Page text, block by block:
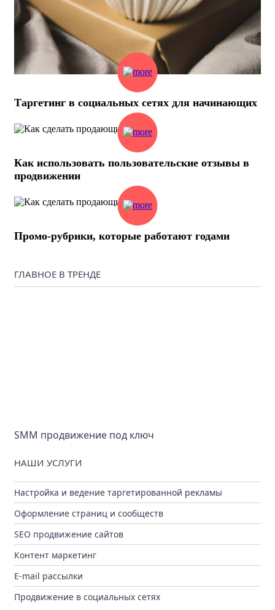
Таргетинг в социальных сетях для начинающих
Как использовать пользовательские отзывы в
продвижении
Промо-рубрики, которые работают годами
ГЛАВНОЕ В ТРЕНДЕ
SMM продвижение под ключ
НАШИ УСЛУГИ
Настройка и ведение таргетированной рекламы
Оформление страниц и сообществ
SEO продвижение сайтов
Контент маркетинг
E-mail рассылки
Продвижение в социальных сетях